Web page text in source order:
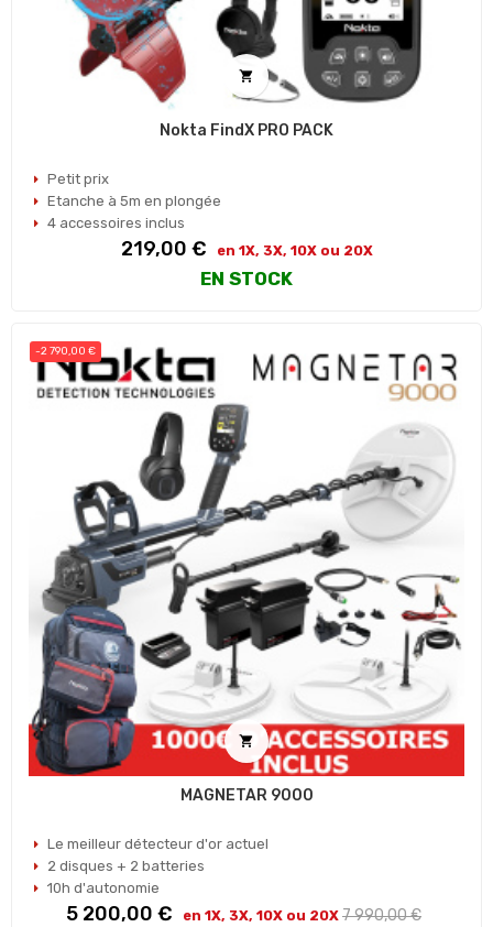

Nokta FindX PRO PACK
Petit prix
Etanche à 5m en plongée
4 accessoires inclus
Prix
219,00 € en 1X, 3X, 10X ou 20X
EN STOCK
-2 790,00 €

MAGNETAR 9000
Le meilleur détecteur d'or actuel
2 disques + 2 batteries
10h d'autonomie
Prix
5 200,00 € en 1X, 3X, 10X ou 20X Prix
7 990,00 €